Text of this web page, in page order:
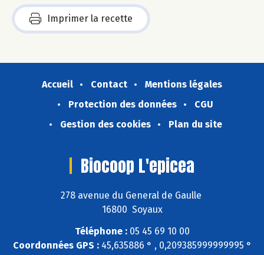
Imprimer la recette
Accueil Contact
Mentions légales
Protection des données
CGU
Gestion des cookies
Plan du site
Biocoop L'epicea
278 avenue du General de Gaulle
16800 Soyaux
Téléphone :05 45 69 10 00
Coordonnées GPS :45,635886 ° , 0,209385999999995 °